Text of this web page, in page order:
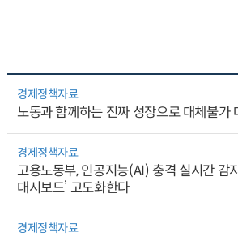
경제정책자료
노동과 함께하는 진짜 성장으로 대체불가
경제정책자료
고용노동부, 인공지능(AI) 충격 실시간 감
대시보드’ 고도화한다
경제정책자료